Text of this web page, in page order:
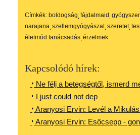
Címkék: boldogság fájdalmaid gyógyszer
narajana szellemgyógyászat szeretet
életmód tanácsadás érzelmek
Kapcsolódó hírek:
Ne félj a betegségtől, ismerd
I just could not dep
Aranyosi Ervin: Levél a
Aranyosi Ervin: Esőcsepp -